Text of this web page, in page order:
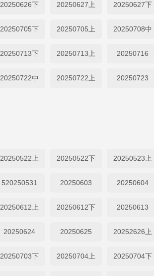
20250626下 20250627上 20250627下
20250705下 20250705上 20250708中
20250713下 20250713上 20250716
20250722中 20250722上 20250723
20250522上 20250522下 20250523上
520250531 20250603 20250604
20250612上 20250612下 20250613
20250624 20250625 20252626上
20250703下 20250704上 20250704下